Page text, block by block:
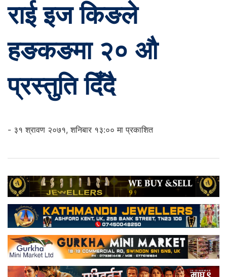
राई इज किङले
हङकङमा २० औ
प्रस्तुति दिँदै
- ३१ श्रावण २०७१, शनिबार १३:०० मा प्रकाशित